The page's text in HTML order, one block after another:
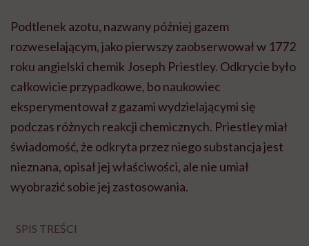
Podtlenek azotu, nazwany później gazem
rozweselającym, jako pierwszy zaobserwował w 1772
roku angielski chemik Joseph Priestley. Odkrycie było
całkowicie przypadkowe, bo naukowiec
eksperymentował z gazami wydzielającymi się
podczas różnych reakcji chemicznych. Priestley miał
świadomość, że odkryta przez niego substancja jest
nieznana, opisał jej właściwości, ale nie umiał
wyobrazić sobie jej zastosowania.
SPIS TREŚCI